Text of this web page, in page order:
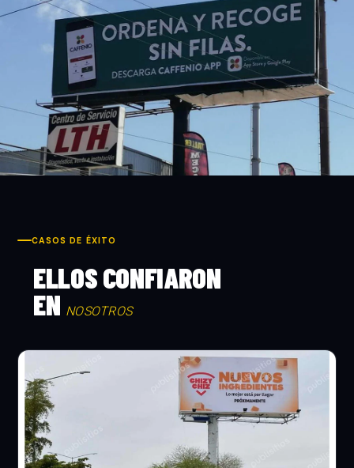
CASOS DE ÉXITO
ELLOS CONFIARON
EN NOSOTROS